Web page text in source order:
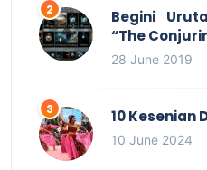
Begini
“The
28 June 2019
10 Kesenian
10 June 2024